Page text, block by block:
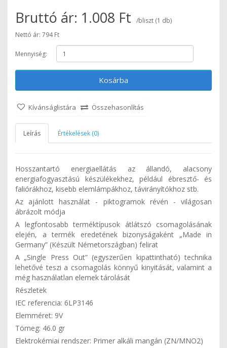
Bruttó ár: 1.008 Ft
/bliszt (1 db)
Nettó ár: 794 Ft
Mennyiség:
Kosárba
Kívánságlistára Összehasonlítás
Leírás Értékelések (0)
Hosszantartó energiaellátás az állandó, alacsony
energiafogyasztású készülékekhez, például ébresztő- és
faliórákhoz, kisebb elemlámpákhoz, távirányítókhoz stb.
Az ajánlott használat - piktogramok révén - világosan
ábrázolt módja
A legfontosabb terméktípusok átlátszó csomagolásának
elején, a termék eredetének bizonyságaként „Made in
Germany” (Készült Németországban) felirat
A „Single Press Out” (egyszerűen kipattintható) technika
lehetővé teszi a csomagolás könnyű kinyitását, valamint a
még használatlan elemek tárolását
Részletek
IEC referencia: 6LP3146
Elemméret: 9V
Tömeg: 46.0 gr
Elektrokémiai rendszer: Primer alkáli mangán (ZN/MNO2)